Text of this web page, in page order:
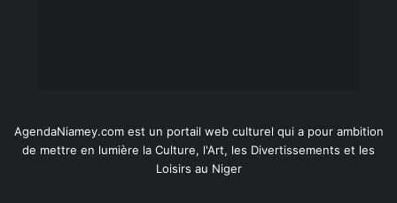
AgendaNiamey.com est un portail web culturel qui a pour ambition
de mettre en lumière la Culture, l'Art, les Divertissements et les
Loisirs au Niger